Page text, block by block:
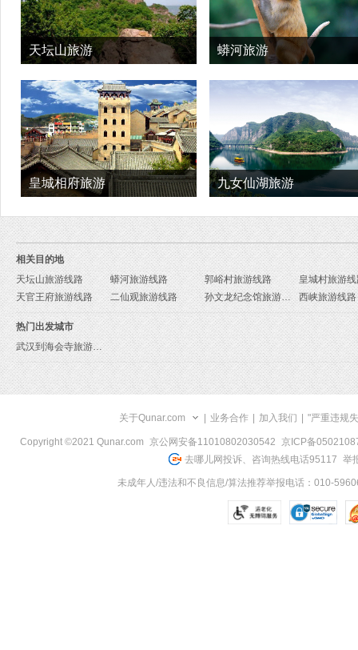
天坛山旅游 蟒河旅游
皇城相府旅游 九女仙湖旅游
相关目的地
天坛山旅游线路
蟒河旅游线路 郭峪村旅游线路
皇城村旅游
天官王府旅游线路
二仙观旅游线路 孙文龙纪念馆旅游线路 西峡旅游线路
热门出发城市
武汉到海会寺旅游报价
关于Qunar.com 业务合作 加入我们 "严重违规
Copyright ©2021 Qunar.com 京公网安备11010802030542
京ICP备
去哪儿网投诉、咨询热线电话95117 举
未成年人/违法和不良信息/算法推荐举报电话：010-